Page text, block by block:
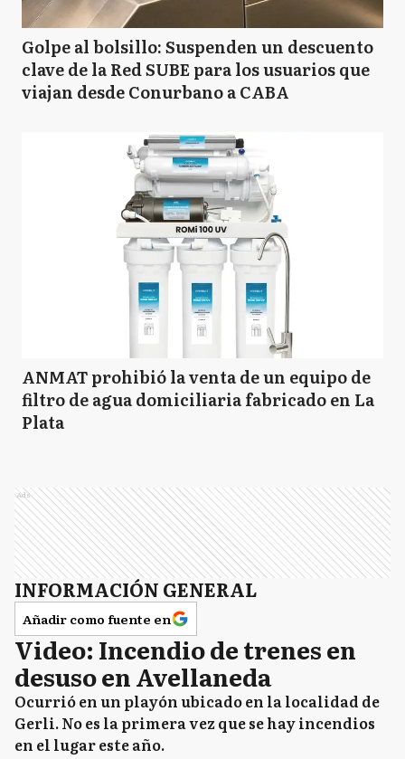
Golpe al bolsillo: Suspenden un descuento
clave de la Red SUBE para los usuarios que
viajan desde Conurbano a CABA
ANMAT prohibió la venta de un equipo de
filtro de agua domiciliaria fabricado en La
Plata
Ads
INFORMACIÓN GENERAL
Añadir como fuente en
Video: Incendio de trenes en
desuso en Avellaneda
Ocurrió en un playón ubicado en la localidad de
Gerli. No es la primera vez que se hay incendios
en el lugar este año.